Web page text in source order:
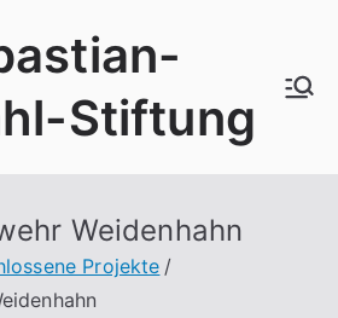
Stiftung
Weidenhahn
Projekte